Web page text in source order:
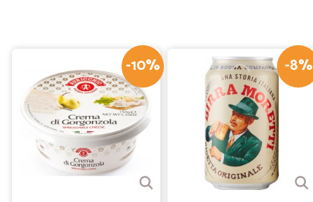
-10% -8%